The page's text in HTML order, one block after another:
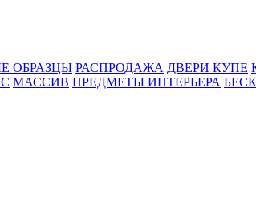
ОБРАЗЦЫ РАСПРОДАЖА ДВЕРИ КУПЕ
МАССИВ ПРЕДМЕТЫ ИНТЕРЬЕРА